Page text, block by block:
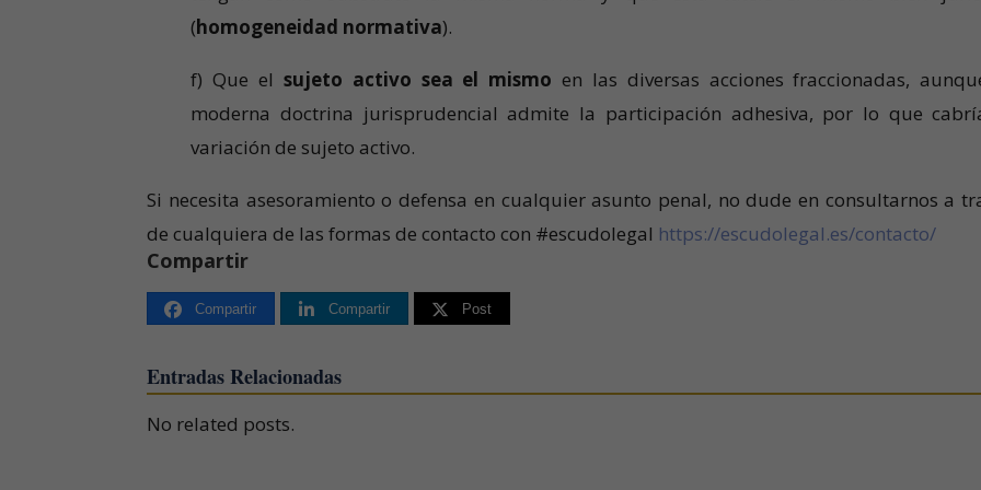
(homogeneidad normativa).
f) Que el sujeto activo sea el mismo en las diversas acciones fraccionadas,
moderna doctrina jurisprudencial admite la participación adhesiva, por lo que
variación de sujeto activo.
Si necesita asesoramiento o defensa en cualquier asunto penal, no dude en consultarnos a
de cualquiera de las formas de contacto con #escudolegal https://escudolegal.es/contacto/
Compartir
Compartir Compartir Post
Entradas Relacionadas
No related posts.